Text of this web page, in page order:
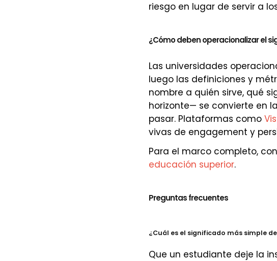
riesgo en lugar de servir a
¿Cómo deben operacionalizar el
Las universidades
luego las definiciones y
nombre a quién sirve, qué
horizonte— se convierte en
pasar. Plataformas como
vivas de engagement y
Para el marco completo,
educación superior.
Preguntas frecuentes
¿Cuál es el significado más simple
Que un estudiante deje la